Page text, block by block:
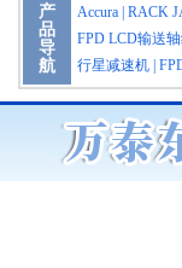
产
品
导
航
Accura RACK
FPD LCD输送
行星减速机